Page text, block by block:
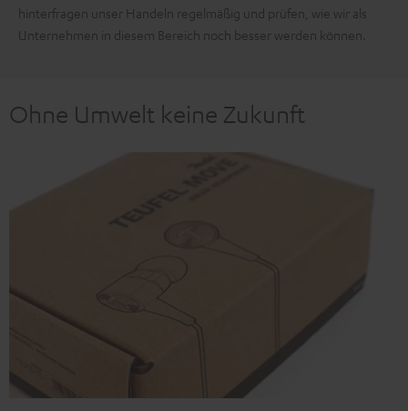
hinterfragen unser Handeln regelmäßig und prüfen, wie wir als
Unternehmen in diesem Bereich noch besser werden können.
Ohne Umwelt keine Zukunft